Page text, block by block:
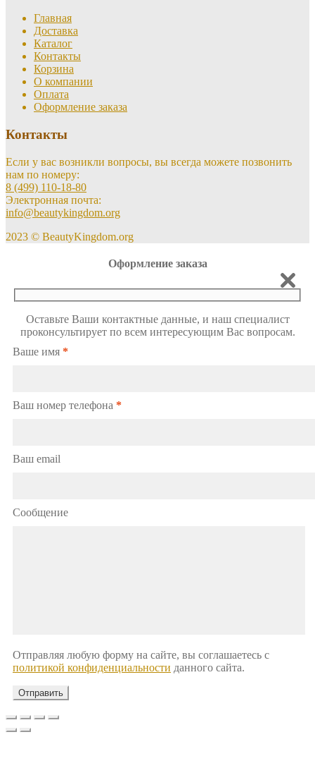
Главная
Доставка
Каталог
Контакты
Корзина
О компании
Оплата
Оформление заказа
Контакты
Если у вас возникли вопросы, вы всегда можете позвонить
нам по номеру:
8 (499) 110-18-80
Электронная почта:
info@beautykingdom.org
2023 © BeautyKingdom.org
Оформление заказа
Оставьте Ваши контактные данные, и наш специалист
проконсультирует по всем интересующим Вас вопросам.
Ваше имя *
Ваш номер телефона *
Ваш email
Сообщение
Отправляя любую форму на сайте, вы соглашаетесь с
политикой конфиденциальности данного сайта.